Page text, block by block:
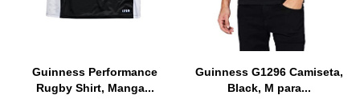
Guinness Performance
Rugby Shirt, Manga...
Guinness G1296 Camiseta,
Black, M para...